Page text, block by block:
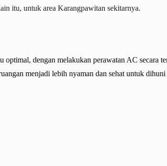
itu, untuk areaKarangpawitan sekitarnya.
dengan melakukan perawatan AC secara
menjadi lebih nyaman dan sehat untuk